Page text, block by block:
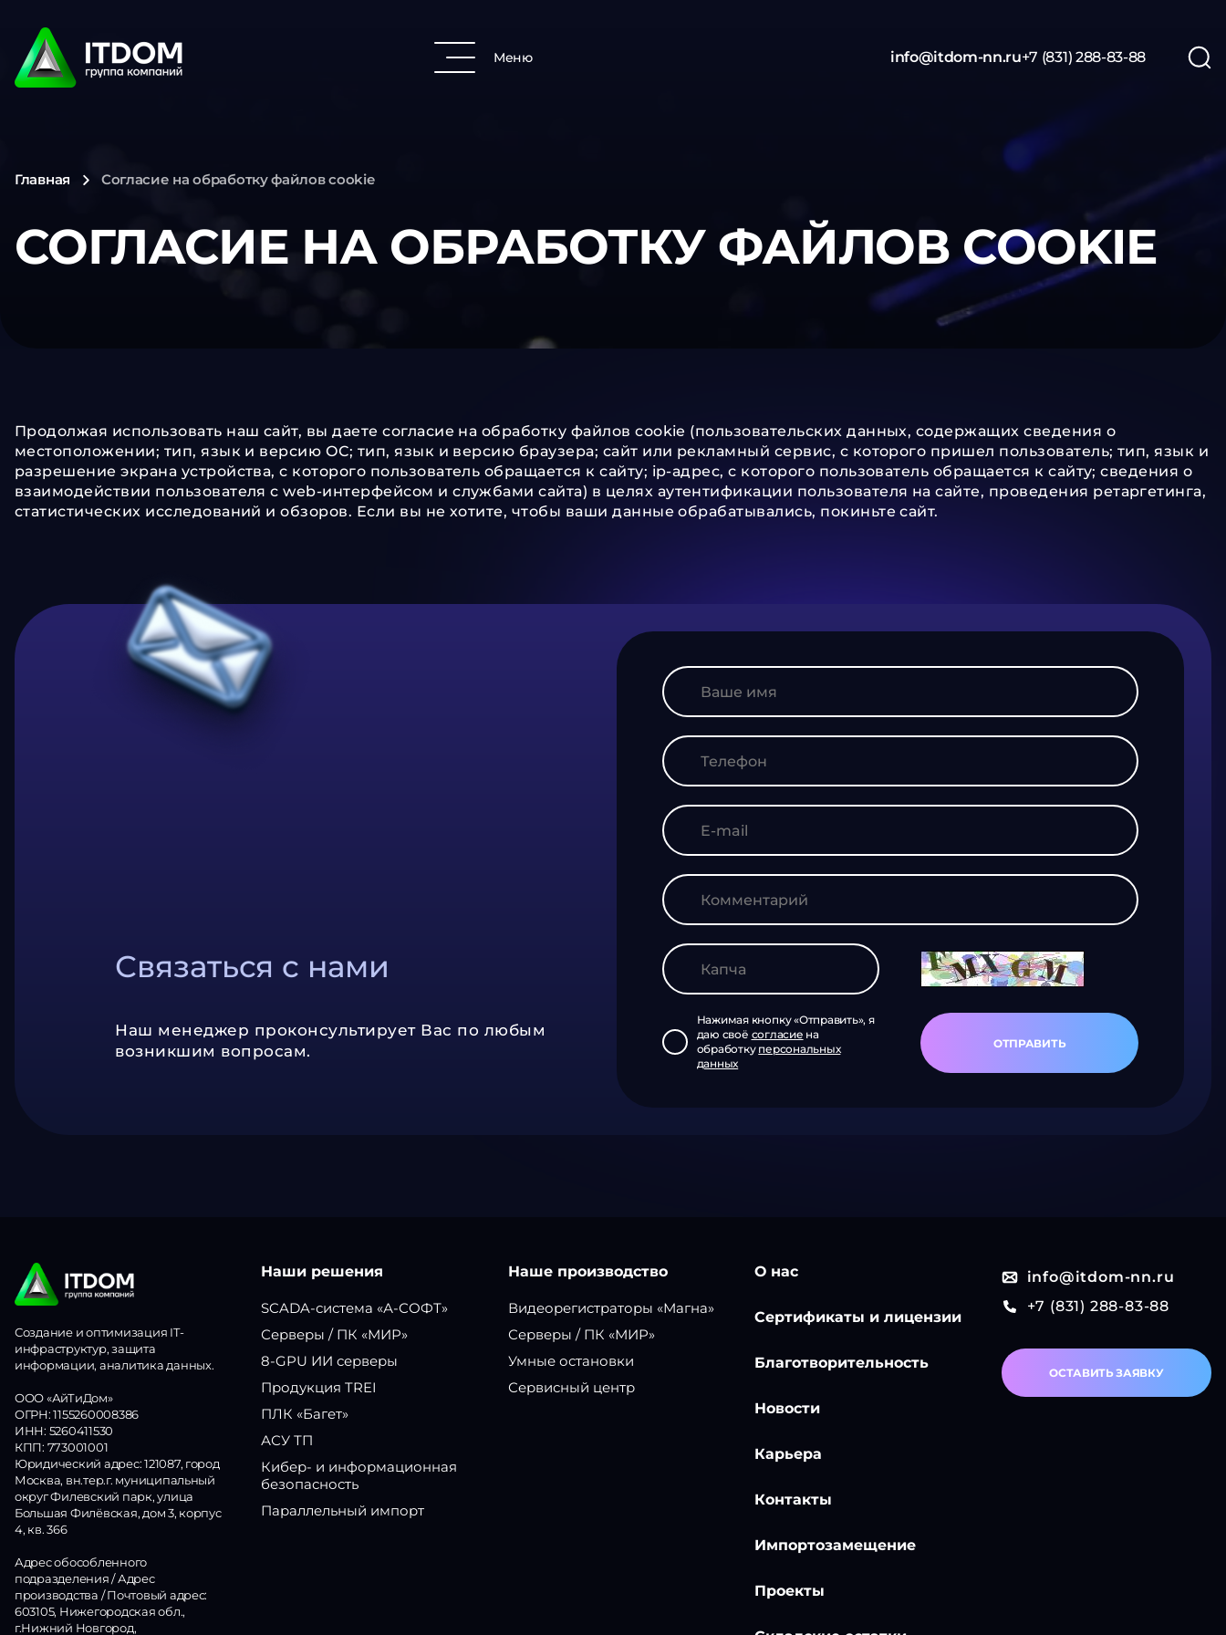
Меню info@itdom-nn.ru+7 (831) 288-83-88
Главная Согласие на обработку файлов cookie
СОГЛАСИЕ НА ОБРАБОТКУ ФАЙЛОВ COOKIE
Продолжая использовать наш сайт, вы даете согласие на обработку файлов cookie (пользовательских данных, содержащих сведения о
местоположении; тип, язык и версию ОС; тип, язык и версию браузера; сайт или рекламный сервис, с которого пришел пользователь; тип, язык и
разрешение экрана устройства, с которого пользователь обращается к сайту; ip-адрес, с которого пользователь обращается к сайту; сведения о
взаимодействии пользователя с web-интерфейсом и службами сайта) в целях аутентификации пользователя на сайте, проведения ретаргетинга,
статистических исследований и обзоров. Если вы не хотите, чтобы ваши данные обрабатывались, покиньте сайт.
Связаться с нами
Наш менеджер проконсультирует Вас по любым
возникшим вопросам.
Нажимая кнопку «Отправить», я
даю своё согласие на
обработку персональных
данных
ОТПРАВИТЬ
Создание и оптимизация IT-
инфраструктур, защита
информации, аналитика данных.
ООО «АйТиДом»
ОГРН: 1155260008386
ИНН: 5260411530
КПП: 773001001
Юридический адрес: 121087, город
Москва, вн.тер.г. муниципальный
округ Филевский парк, улица
Большая Филёвская, дом 3, корпус
4, кв. 366
Адрес обособленного
подразделения / Адрес
производства / Почтовый адрес:
603105, Нижегородская обл.,
г.Нижний Новгород,
Наши решения
SCADA-система «А-СОФТ»
Серверы / ПК «МИР»
8-GPU ИИ серверы
Продукция TREI
ПЛК «Багет»
АСУ ТП
Кибер- и информационная
безопасность
Параллельный импорт
Наше производство
Видеорегистраторы «Магна»
Серверы / ПК «МИР»
Умные остановки
Сервисный центр
О нас
Сертификаты и лицензии
Благотворительность
Новости
Карьера
Контакты
Импортозамещение
Проекты
info@itdom-nn.ru
+7 (831) 288-83-88
ОСТАВИТЬ ЗАЯВКУ